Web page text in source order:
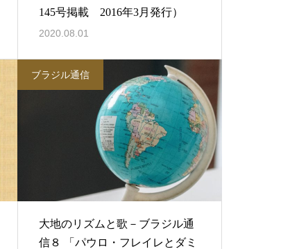
145号掲載 2016年3月発行）
2020.08.01
ブラジル通信
大地のリズムと歌－ブラジル通
信８ 「パウロ・フレイレとダミ